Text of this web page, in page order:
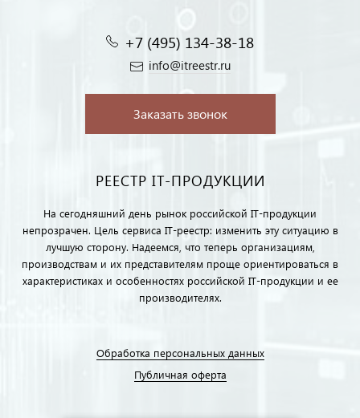
+7 (495) 134-38-18‬
info@itreestr.ru
Заказать звонок
РЕЕСТР IT-ПРОДУКЦИИ
На сегодняшний день рынок российской IT-продукции
непрозрачен. Цель сервиса IT-реестр: изменить эту ситуацию в
лучшую сторону. Надеемся, что теперь организациям,
производствам и их представителям проще ориентироваться в
характеристиках и особенностях российской IT-продукции и ее
производителях.
Обработка персональных данных
Публичная оферта